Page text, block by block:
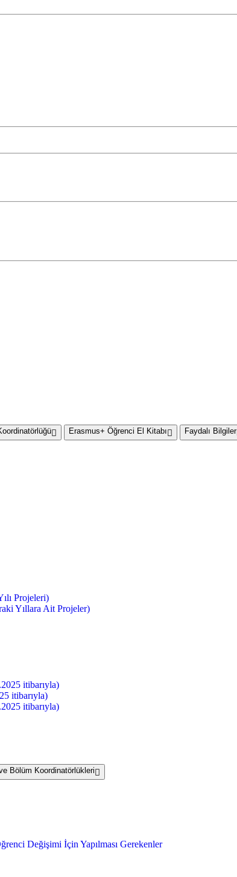
Erasmus+ Öğrenci El Kitabı Faydalı Bilgiler
Projeleri)
Yıllara Ait Projeler)
itibarıyla)
itibarıyla)
itibarıyla)
Bölüm Koordinatörlükleri
Değişimi İçin Yapılması Gerekenler